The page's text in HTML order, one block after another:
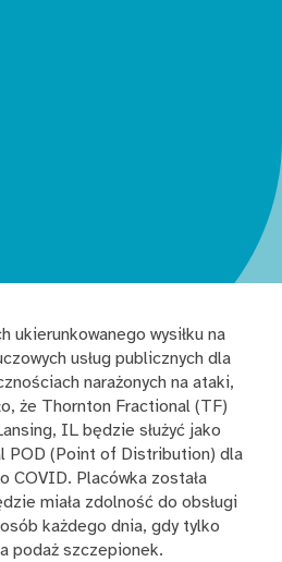
ukierunkowanego wysiłku na
usług publicznych dla
narażonych na ataki,
że Thornton Fractional (TF)
IL będzie służyć jako
POD (Point of Distribution) dla
COVID. Placówka została
miała zdolność do obsługi
każdego dnia, gdy tylko
podaż szczepionek.